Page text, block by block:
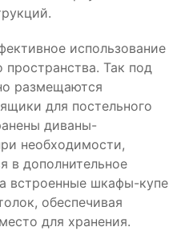
использование
пространства. Так под
размещаются
для постельного
диваны-
необходимости,
в дополнительное
встроенные шкафы-купе
обеспечивая
для хранения.